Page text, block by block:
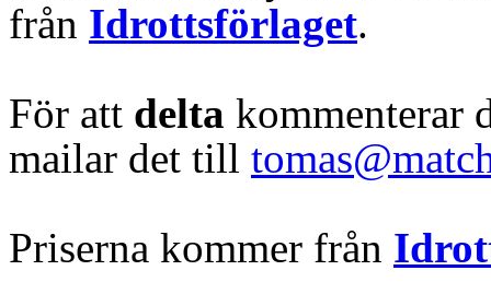
från Idrottsförlaget.
För att delta kommenterar
mailar det till
Priserna kommer från